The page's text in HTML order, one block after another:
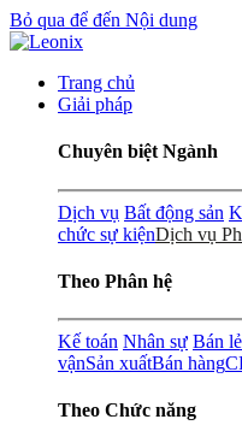
Bỏ qua để đến Nội dung
Trang chủ
Giải pháp
Chuyên biệt Ngành
Dịch vụ Bất động sản
chức sự kiệnDịch vụ
Theo Phân hệ
Kế toán Nhân sự Bán
vậnSản xuấtBán hàng
Theo Chức năng